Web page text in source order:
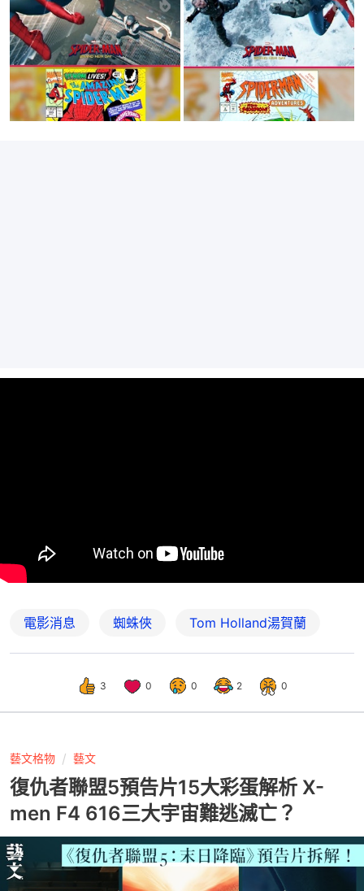
電影消息 蜘蛛俠 Tom Holland湯賀蘭
3 0 0 2 0
藝文格物 藝文
復仇者聯盟5預告片15大彩蛋解析 X-
men F4 616三大宇宙難逃滅亡？